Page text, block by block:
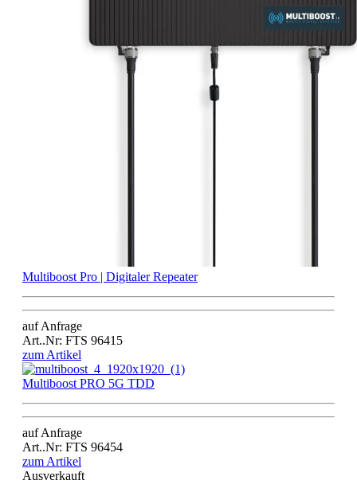
Multiboost Pro | Digitaler Repeater
auf Anfrage
Art..Nr: FTS 96415
zum Artikel
Multiboost PRO 5G TDD
auf Anfrage
Art..Nr: FTS 96454
zum Artikel
Ausverkauft